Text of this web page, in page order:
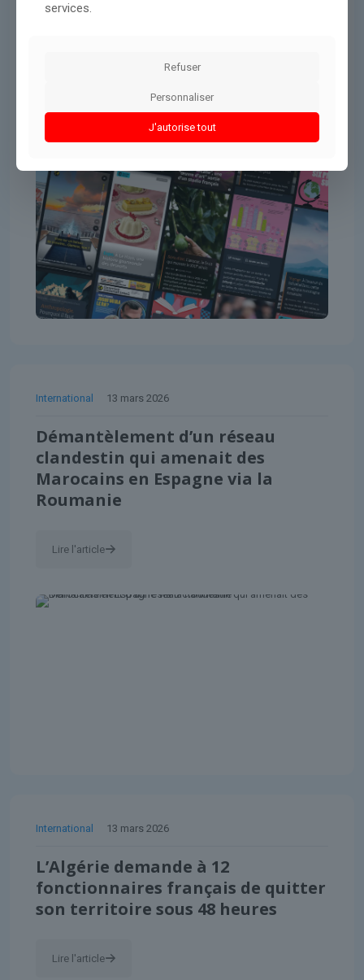
International 13 mars 2026
Démantèlement d’un réseau
clandestin qui amenait des
Marocains en Espagne via la
Roumanie
Lire l'article
International 13 mars 2026
L’Algérie demande à 12
fonctionnaires français de quitter
son territoire sous 48 heures
Lire l'article
services.
Refuser
Personnaliser
J'autorise tout